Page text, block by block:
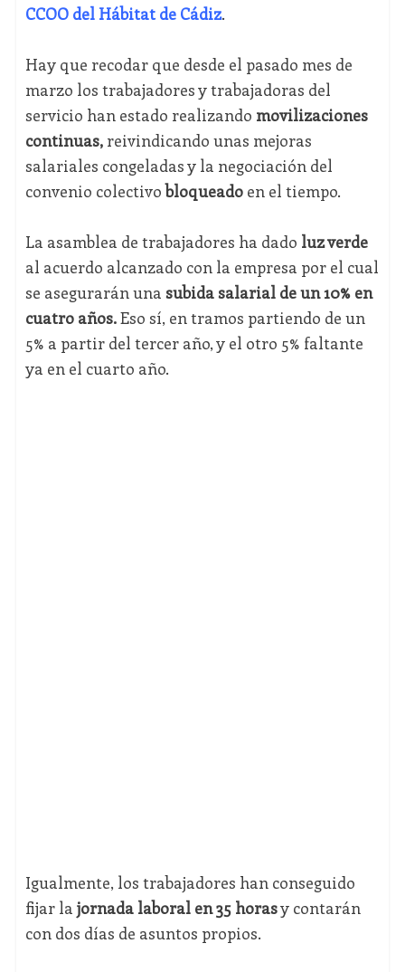
CCOO del Hábitat de Cádiz.
Hay que recodar que desde el pasado mes de
marzo los trabajadores y trabajadoras del
servicio han estado realizando movilizaciones
continuas,reivindicando unas mejoras
salariales congeladas y la negociación del
convenio colectivobloqueadoen el tiempo.
La asamblea de trabajadores ha dado luz verde
al acuerdo alcanzado con la empresa por el cual
se asegurarán una subida salarial de un 10% en
cuatro años.Eso sí, en tramos partiendo de un
5% a partir del tercer año, y el otro 5% faltante
ya en el cuarto año.
Igualmente, los trabajadores han conseguido
fijar la jornada laboral en 35 horasy contarán
con dos días de asuntos propios.